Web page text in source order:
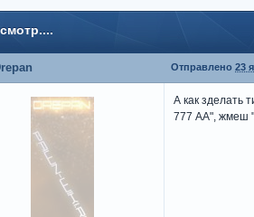
Отправлено23
А как зделать
777 АА", жмеш